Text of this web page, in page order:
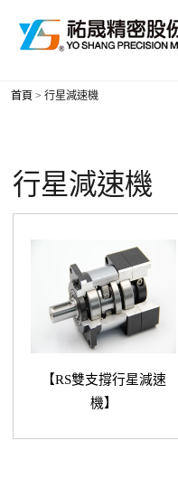
首頁 >行星減速機
行星減速機
【RS雙支撐行星減速
機】